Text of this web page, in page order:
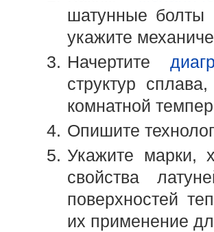
шатунные болты
укажите
Начертите
структур
комнатной
Опишите
Укажите марки,
свойства
поверхностей
их применение